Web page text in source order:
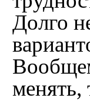
Долго
менять,